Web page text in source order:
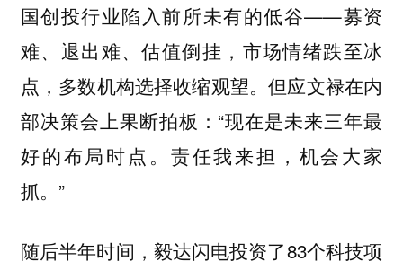
国创投行业陷入前所未有的低谷——募资
难、退出难、估值倒挂，市场情绪跌至冰
点，多数机构选择收缩观望。但应文禄在内
部决策会上果断拍板：“现在是未来三年最
好的布局时点。 责任我来担，机会大家
抓。 ”
随后半年时间，毅达闪电投资了83个科技项